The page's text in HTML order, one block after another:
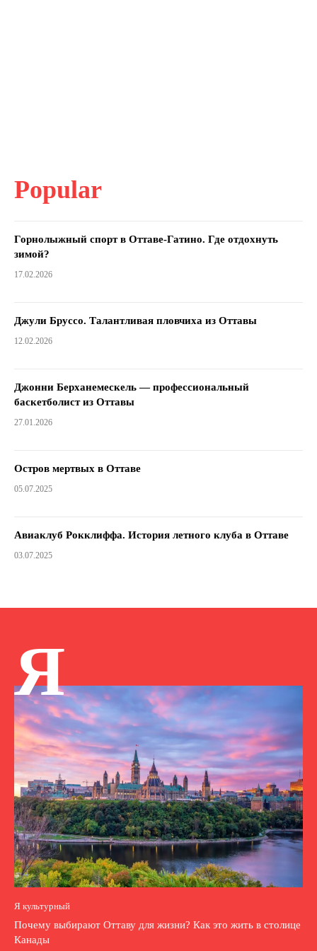
Popular
Горнолыжный спорт в Оттаве-Гатино. Где отдохнуть
зимой?
17.02.2026
Джули Бруссо. Талантливая пловчиха из Оттавы
12.02.2026
Джонни Берханемескель — профессиональный
баскетболист из Оттавы
27.01.2026
Остров мертвых в Оттаве
05.07.2025
Авиаклуб Рокклиффа. История летного клуба в Оттаве
03.07.2025
Я
Я культурный
Почему выбирают Оттаву для жизни? Как это жить в столице
Канады